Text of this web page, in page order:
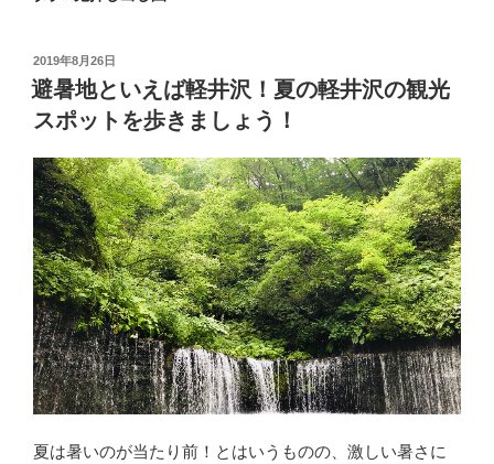
投
稿
日:
2019年8月26日
避暑地といえば軽井沢！夏の軽井沢の観光
スポットを歩きましょう！
夏は暑いのが当たり前！とはいうものの、激しい暑さに